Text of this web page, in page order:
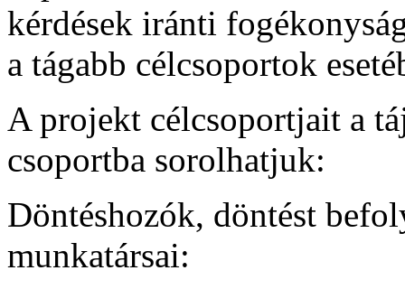
kérdések iránti
a tágabb célcsoportok
A projekt célcsoportjait a
csoportba sorolhatjuk:
Döntéshozók, döntést
munkatársai: